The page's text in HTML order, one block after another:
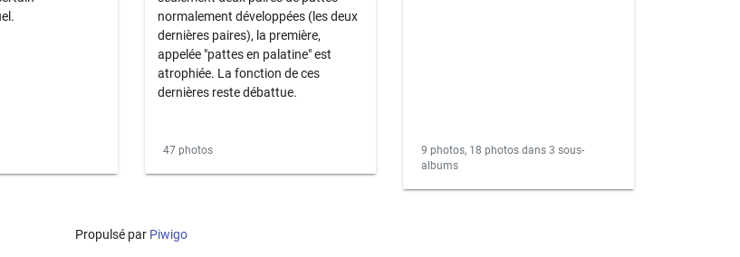
normalement développées (les deux
dernières paires), la première,
appelée "pattes en palatine" est
atrophiée. La fonction de ces
dernières reste débattue.
47 photos
9 photos, 18 photos dans 3 sous-
albums
Propulsé par Piwigo